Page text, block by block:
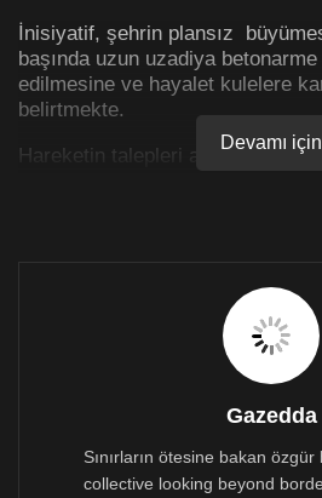
İnisiyatif, şehrin plansız
başında uzun uzadiya betonarme
edilmesine ve hayalet kulelere
belirtmekte.
Hareketin talepleri arasında
yaninda sahil yolunda baslayacak.
https://english.cyprustimes.com/
s-to-protest-high-buildings/?
T_jZjeBgo_cjnTVNkyM4a7w8
Devamı için
Gazedda
Sınırların ötesine bakan
collective looking beyond